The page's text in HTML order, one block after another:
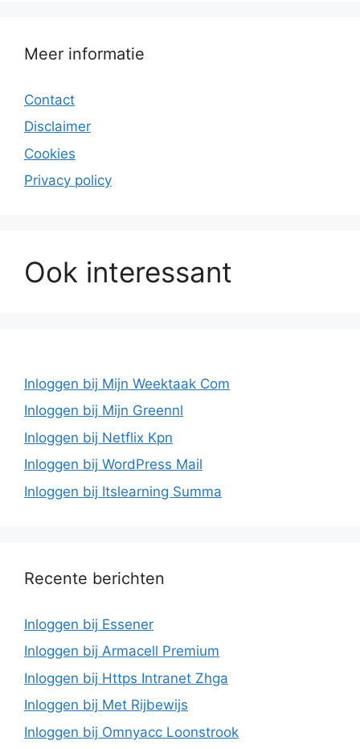
Meer informatie
Contact
Disclaimer
Cookies
Privacy policy
Ook interessant
Inloggen bij Mijn Weektaak Com
Inloggen bij Mijn Greennl
Inloggen bij Netflix Kpn
Inloggen bij WordPress Mail
Inloggen bij Itslearning Summa
Recente berichten
Inloggen bij Essener
Inloggen bij Armacell Premium
Inloggen bij Https Intranet Zhga
Inloggen bij Met Rijbewijs
Inloggen bij Omnyacc Loonstrook